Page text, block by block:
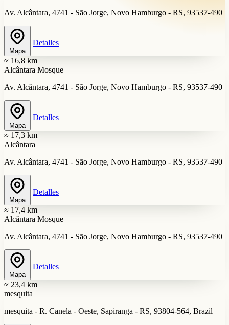
Av. Alcântara, 4741 - São Jorge, Novo Hamburgo - RS, 93537-490
Mapa
Detalles
≈ 16,8 km
Alcântara Mosque
Av. Alcântara, 4741 - São Jorge, Novo Hamburgo - RS, 93537-490
Mapa
Detalles
≈ 17,3 km
Alcântara
Av. Alcântara, 4741 - São Jorge, Novo Hamburgo - RS, 93537-490
Mapa
Detalles
≈ 17,4 km
Alcântara Mosque
Av. Alcântara, 4741 - São Jorge, Novo Hamburgo - RS, 93537-490
Mapa
Detalles
≈ 23,4 km
mesquita
mesquita - R. Canela - Oeste, Sapiranga - RS, 93804-564, Brazil